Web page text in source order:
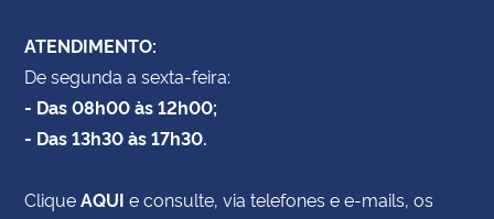
ATENDIMENTO:
De segunda a sexta-feira:
- Das 08h00 às 12h00;
- Das 13h30 às 17h30.
CliqueAQUI e consulte, via telefones e e-mails, os